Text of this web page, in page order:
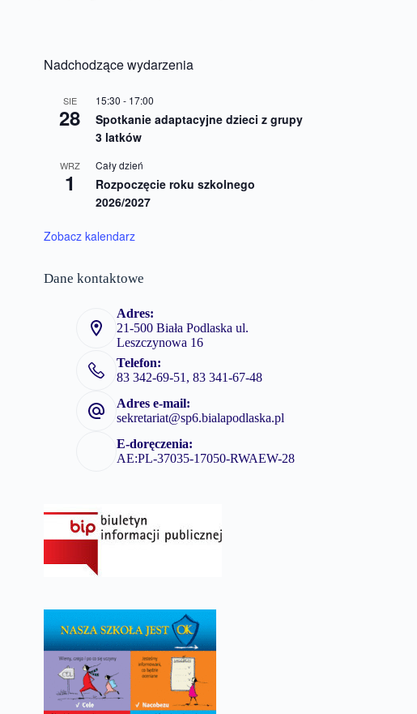
Nadchodzące wydarzenia
SIE
28
15:30 - 17:00
Spotkanie adaptacyjne dzieci z grupy
3 latków
WRZ
1
Cały dzień
Rozpoczęcie roku szkolnego
2026/2027
Zobacz kalendarz
Dane kontaktowe
Adres:
21-500 Biała Podlaska ul.
Leszczynowa 16
Telefon:
83 342-69-51, 83 341-67-48
Adres e-mail:
sekretariat@sp6.bialapodlaska.pl
E-doręczenia:
AE:PL-37035-17050-RWAEW-28